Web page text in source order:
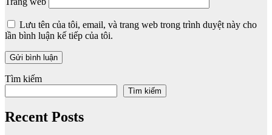
Lưu tên của tôi, email, và trang web trong trình duyệt này cho
lần bình luận kế tiếp của tôi.
Tìm kiếm
Tìm kiếm
Recent Posts